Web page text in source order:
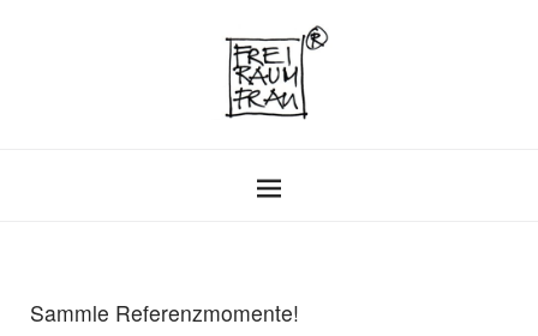
Sammle Referenzmomente!